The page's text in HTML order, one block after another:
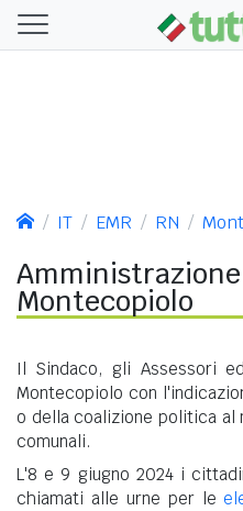
IT EMR RN
Montecopiolo
Il Sindaco, gli Assessori
Montecopiolo con
o della coalizione politica al
comunali.
L'8 e 9 giugno 2024 i
chiamati alle urne per le